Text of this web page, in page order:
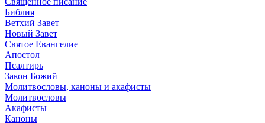
Библия
Ветхий Завет
Новый Завет
Святое Евангелие
Апостол
Псалтирь
Закон Божий
Молитвословы, каноны и акафисты
Молитвословы
Акафисты
Каноны